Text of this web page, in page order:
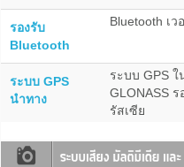
รองรับ
Bluetooth
Bluetooth เ
ระบบ GPS
นำทาง
ระบบ GPS
GLONASS
รัสเซีย